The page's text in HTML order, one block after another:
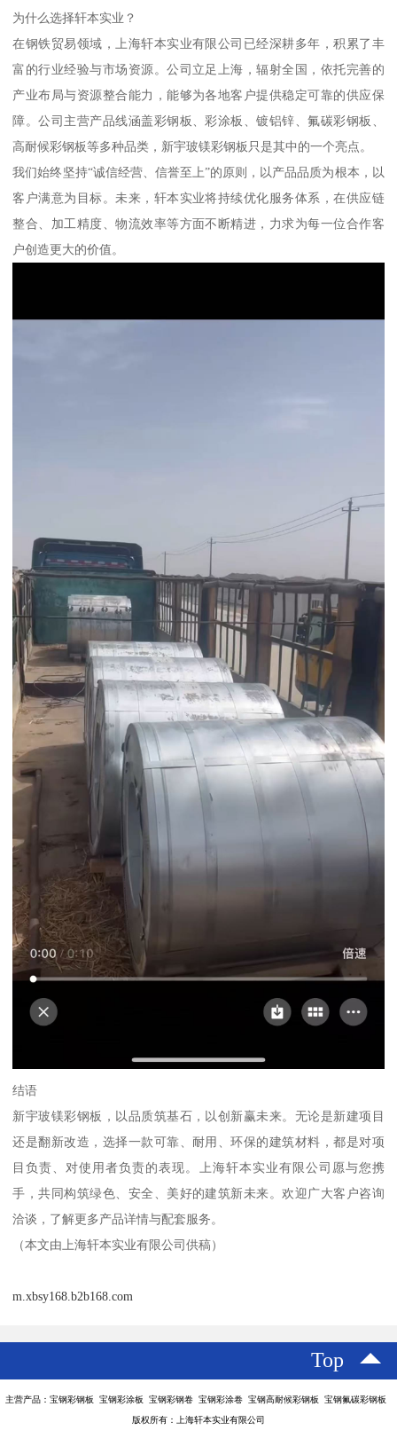
为什么选择轩本实业？
在钢铁贸易领域，上海轩本实业有限公司已经深耕多年，积累了丰
富的行业经验与市场资源。公司立足上海，辐射全国，依托完善的
产业布局与资源整合能力，能够为各地客户提供稳定可靠的供应保
障。公司主营产品线涵盖彩钢板、彩涂板、镀铝锌、氟碳彩钢板、
高耐候彩钢板等多种品类，新宇玻镁彩钢板只是其中的一个亮点。
我们始终坚持“诚信经营、信誉至上”的原则，以产品品质为根本，以
客户满意为目标。未来，轩本实业将持续优化服务体系，在供应链
整合、加工精度、物流效率等方面不断精进，力求为每一位合作客
户创造更大的价值。
结语
新宇玻镁彩钢板，以品质筑基石，以创新赢未来。无论是新建项目
还是翻新改造，选择一款可靠、耐用、环保的建筑材料，都是对项
目负责、对使用者负责的表现。上海轩本实业有限公司愿与您携
手，共同构筑绿色、安全、美好的建筑新未来。欢迎广大客户咨询
洽谈，了解更多产品详情与配套服务。
（本文由上海轩本实业有限公司供稿）
m.xbsy168.b2b168.com
Top
主营产品：宝钢彩钢板 宝钢彩涂板 宝钢彩钢卷 宝钢彩涂卷 宝钢高耐候彩钢板 宝钢氟碳彩钢板
版权所有：上海轩本实业有限公司